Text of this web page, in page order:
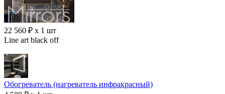
22 560 ₽ x 1 шт
Line art black off
Обогреватель (нагреватель инфракрасный)